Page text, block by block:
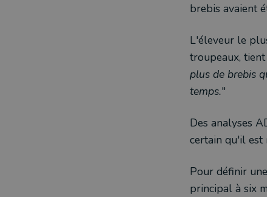
brebis avaient
L'éleveur le
troupeaux,
plus de brebis
temps."
Des analyses
certain qu'il est
Pour définir une
principal à six